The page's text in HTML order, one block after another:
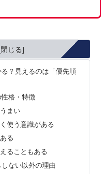
？見えるのは「優先順
格・特徴
まい
使う意識がある
る
ることもある
ない以外の理由